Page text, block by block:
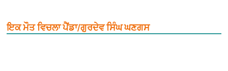
ਇਕ ਮੌਤ ਵਿਚਲਾ ਪੈਂਡਾ/ਗੁਰਦੇਵ ਸਿੰਘ ਘਣਗਸ